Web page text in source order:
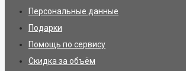
Персональные данные
Подарки
Помощь по сервису
Скидка за объём